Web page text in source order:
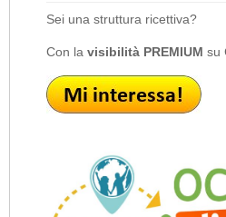
Sei una struttura ricettiva?
Con la visibilità PREMIUM su